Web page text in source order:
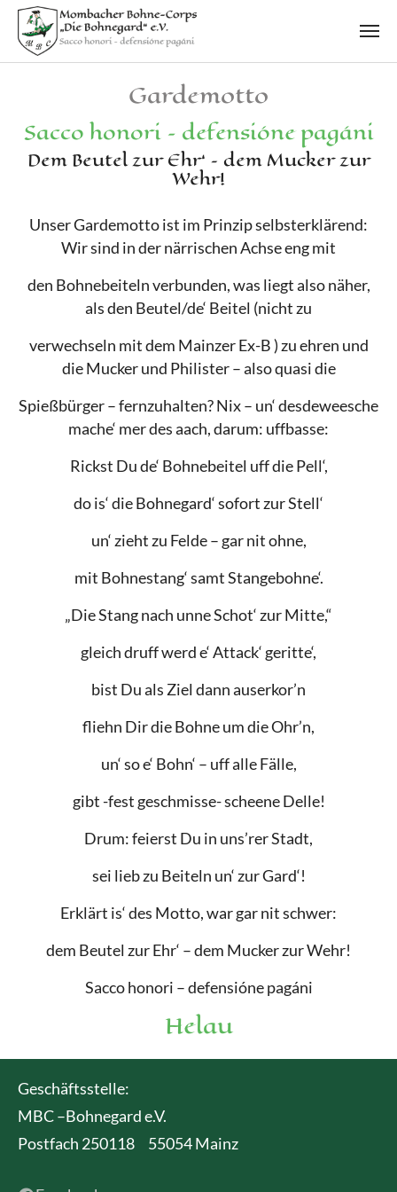
Gardemotto
Sacco honori – defensióne pagáni
Dem Beutel zur Ehr‘ – dem Mucker zur
Wehr!
Unser Gardemotto ist im Prinzip selbsterklärend:
Wir sind in der närrischen Achse eng mit
den Bohnebeiteln verbunden, was liegt also näher,
als den Beutel/de‘ Beitel (nicht zu
verwechseln mit dem Mainzer Ex-B ) zu ehren und
die Mucker und Philister – also quasi die
Spießbürger – fernzuhalten? Nix – un‘ desdeweesche
mache‘ mer des aach, darum: uffbasse:
Rickst Du de‘ Bohnebeitel uff die Pell‘,
do is‘ die Bohnegard‘ sofort zur Stell‘
un‘ zieht zu Felde – gar nit ohne,
mit Bohnestang‘ samt Stangebohne‘.
„Die Stang nach unne Schot‘ zur Mitte,“
gleich druff werd e‘ Attack‘ geritte‘,
bist Du als Ziel dann auserkor’n
fliehn Dir die Bohne um die Ohr’n,
un‘ so e‘ Bohn‘ – uff alle Fälle,
gibt -fest geschmisse- scheene Delle!
Drum: feierst Du in uns’rer Stadt,
sei lieb zu Beiteln un‘ zur Gard‘!
Erklärt is‘ des Motto, war gar nit schwer:
dem Beutel zur Ehr‘ – dem Mucker zur Wehr!
Sacco honori – defensióne pagáni
Helau
Geschäftsstelle:
MBC –Bohnegard e.V.
Postfach 250118 55054 Mainz